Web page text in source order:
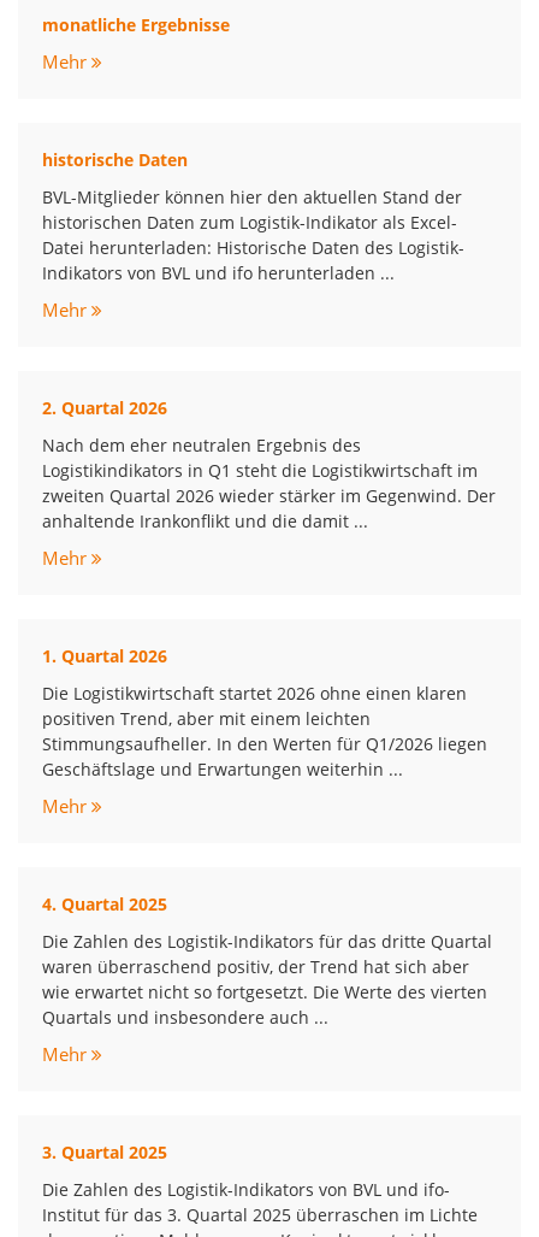
monatliche Ergebnisse
Mehr
historische Daten
BVL-Mitglieder können hier den aktuellen Stand der
historischen Daten zum Logistik-Indikator als Excel-
Datei herunterladen: Historische Daten des Logistik-
Indikators von BVL und ifo herunterladen ...
Mehr
2. Quartal 2026
Nach dem eher neutralen Ergebnis des
Logistikindikators in Q1 steht die Logistikwirtschaft im
zweiten Quartal 2026 wieder stärker im Gegenwind. Der
anhaltende Irankonflikt und die damit ...
Mehr
1. Quartal 2026
Die Logistikwirtschaft startet 2026 ohne einen klaren
positiven Trend, aber mit einem leichten
Stimmungsaufheller. In den Werten für Q1/2026 liegen
Geschäftslage und Erwartungen weiterhin ...
Mehr
4. Quartal 2025
Die Zahlen des Logistik-Indikators für das dritte Quartal
waren überraschend positiv, der Trend hat sich aber
wie erwartet nicht so fortgesetzt. Die Werte des vierten
Quartals und insbesondere auch ...
Mehr
3. Quartal 2025
Die Zahlen des Logistik-Indikators von BVL und ifo-
Institut für das 3. Quartal 2025 überraschen im Lichte